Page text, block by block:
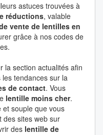
astuces trouvées à
réductions, valable
vente de lentilles en
grâce à nos codes de
la section actualités afin
tendances sur la
de contact. Vous
lentille moins cher.
et souple que vous
des sites web sur
des lentille de